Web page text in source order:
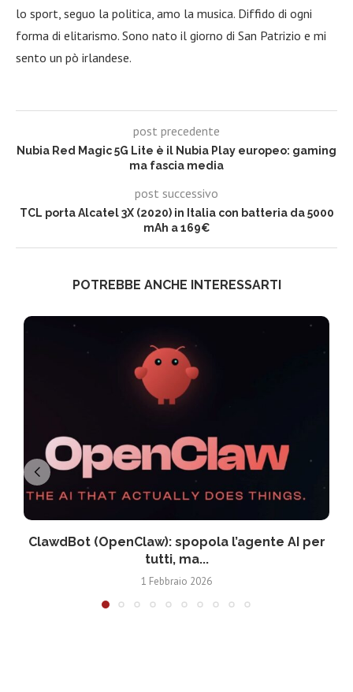
lo sport, seguo la politica, amo la musica. Diffido di ogni
forma di elitarismo. Sono nato il giorno di San Patrizio e mi
sento un pò irlandese.
post precedente
Nubia Red Magic 5G Lite è il Nubia Play europeo: gaming
ma fascia media
post successivo
TCL porta Alcatel 3X (2020) in Italia con batteria da 5000
mAh a 169€
POTREBBE ANCHE INTERESSARTI
ClawdBot (OpenClaw): spopola l’agente AI per
tutti, ma...
1 Febbraio 2026